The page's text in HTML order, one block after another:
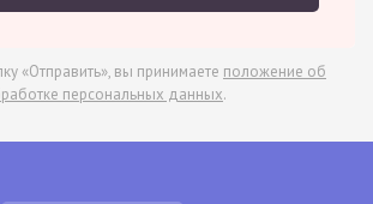
«Отправить», вы принимаете положение об
персональных данных.